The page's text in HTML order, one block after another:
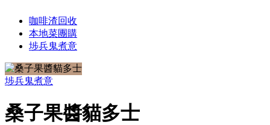
咖啡渣回收
本地菜團購
埗兵鬼煮意
埗兵鬼煮意
桑子果醬貓多士